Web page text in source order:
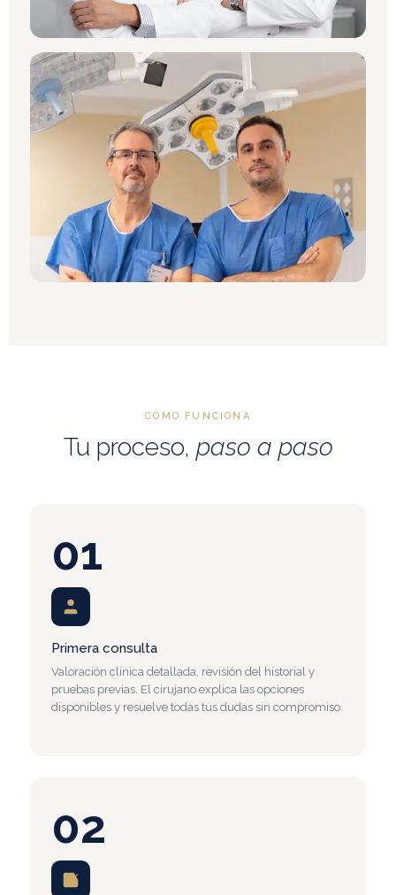
CÓMO FUNCIONA
Tu proceso, paso a paso
01
Primera consulta
Valoración clínica detallada, revisión del historial y
pruebas previas. El cirujano explica las opciones
disponibles y resuelve todas tus dudas sin compromiso.
02